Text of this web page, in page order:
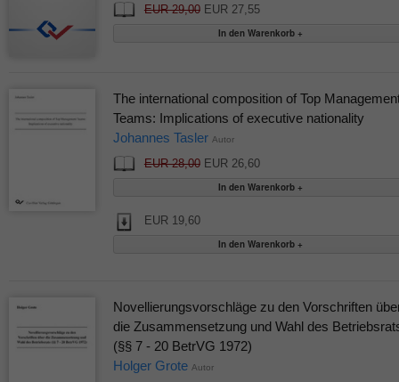
EUR 29,00EUR 27,55
The international composition of Top
Teams: Implications of executive nationality
Johannes Tasler Autor
EUR 28,00EUR 26,60
EUR 19,60
Novellierungsvorschläge zu den Vorschriften
die Zusammensetzung und Wahl des
(§§ 7 - 20 BetrVG 1972)
Holger Grote Autor